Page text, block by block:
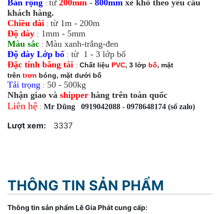
Bản rộng : từ 200mm - 800mm xẻ khổ theo yêu cầu
khách hàng.
Chiều dài : từ 1m - 200m
Độ dày : 1mm - 5mm
Màu sắc : Màu xanh-trắng-đen
Độ dày Lớp bố : từ 1 - 3 lớp bố
Đặc tính băng tải : Chất liệu PVC, 3 lớp bố, mặt
trên trơn bóng, mặt dưới bố
Tải trọng : 50 - 500kg
Nhận giao và shipper hàng trên toàn quốc
Liên hệ : Mr Dũng 0919042088 - 0978648174 (số zalo)
Lượt xem: 3337
THÔNG TIN SẢN PHẨM
Thông tin sản phẩm Lê Gia Phát cung cấp: